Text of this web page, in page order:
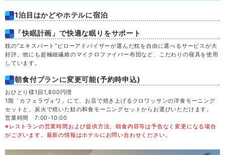
1泊目はかどやホテルに宿泊
「快眠計画」で快適な眠りをサポート
枕の”エキスパート”ピローアドバイザーが選んだ枕を自由に選べるサービスが大
好評。他にも超極細繊維のマイクロファイバー布団など、こだわりの寝具を使用
しています。
朝食付プランに変更可能(予約時申込)
おひとり様1回1,800円増
1階「カフェラヴォワ」にて、お店で焼き上げるクロワッサンの洋食モーニング
セットと、炭火で焼いた鮭の和食モーニングセットからお選びいただけます。
営業時間 7:00-10:00
※レストランの営業時間および提供方法、朝食内容等は予告なく変更になる場合
がございます。最新の情報はホテルにお問い合わせください。